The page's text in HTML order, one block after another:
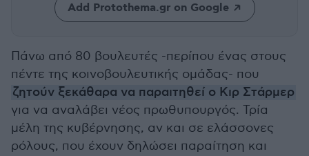
Add Protothema.gr on Google
Πάνω από 80 βουλευτές -περίπου ένας στους
πέντε της κοινοβουλευτικής ομάδας- που
ζητούν ξεκάθαρα να παραιτηθεί ο Κιρ Στάρμερ
για να αναλάβει νέος πρωθυπουργός. Τρία
μέλη της κυβέρνησης, αν και σε ελάσσονες
ρόλους, που έχουν δηλώσει παραίτηση και